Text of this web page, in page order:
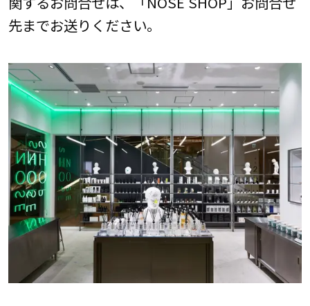
先までお送りください。